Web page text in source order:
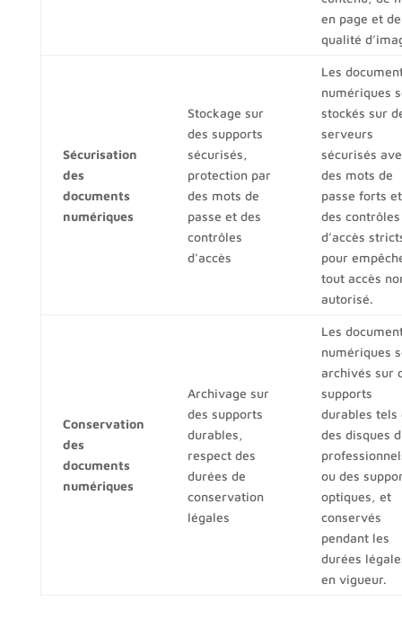
en page et de
qualité
Sécurisation
des
documents
numériques
Stockage sur
des supports
sécurisés,
protection par
des mots de
passe et des
contrôles
d’accès
Les
numériques
stockés sur
serveurs
sécurisés
des mots de
passe forts et
des contrôles
d’accès
pour
tout accès
autorisé.
Conservation
des
documents
numériques
Archivage sur
des supports
durables,
respect des
durées de
conservation
légales
Les
numériques
archivés sur
supports
durables tels
des disques
ou des
optiques, et
conservés
pendant les
durées
en vigueur.